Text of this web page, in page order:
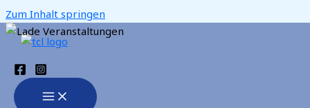
Zum Inhalt springen